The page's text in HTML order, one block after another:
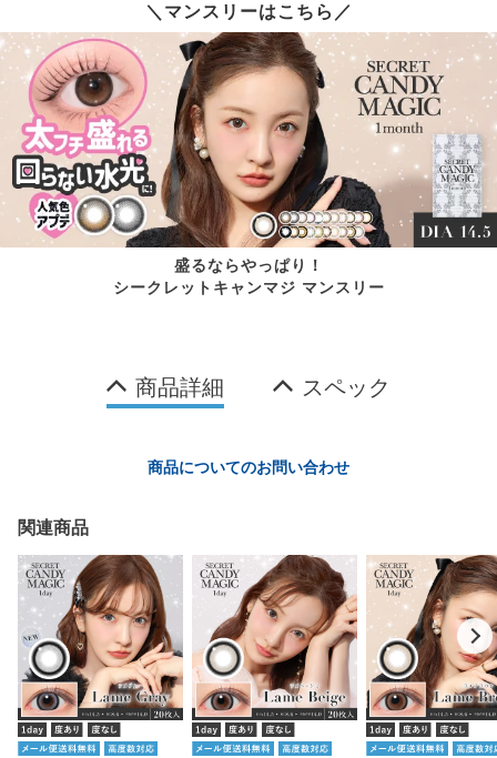
＼マンスリーはこちら／
盛るならやっぱり！
シークレットキャンマジ マンスリー
商品詳細 スペック
商品についてのお問い合わせ
関連商品